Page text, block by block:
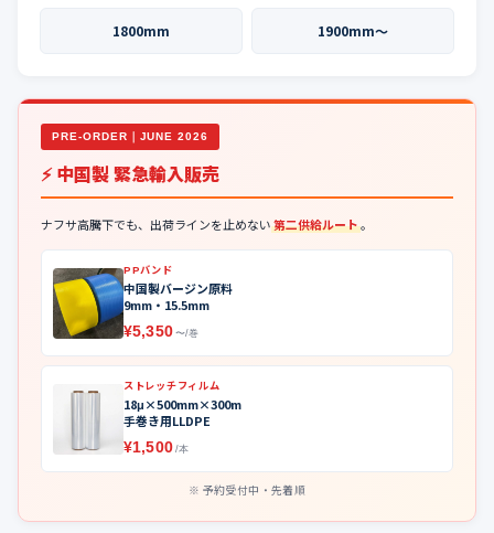
1800mm 1900mm〜
PRE-ORDER｜JUNE 2026
⚡ 中国製 緊急輸入販売
ナフサ高騰下でも、出荷ラインを止めない第二供給ルート。
PPバンド
中国製バージン原料
9mm・15.5mm
¥5,350 〜/巻
ストレッチフィルム
18μ×500mm×300m
手巻き用LLDPE
¥1,500 /本
予約受付中・先着順